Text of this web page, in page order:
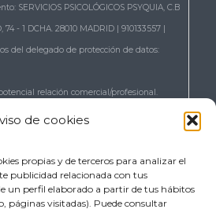
de cookies
propias y de terceros para analizar el
publicidad relacionada con tus
un perfil elaborado a partir de tus hábitos
páginas visitadas). Puede consultar
SERVICIOS PSICOLÓGICOS PSYQUIA, C.B
74 - 1 DCHA. 28010 MADRID | 910133557 |
del delegado de protección de datos:
relación comercial/profesional.
supresión, portabilidad,